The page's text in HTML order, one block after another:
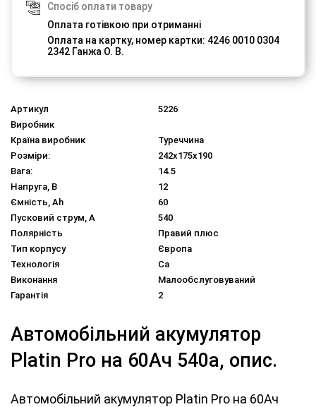
Спосіб оплати товару
Оплата готівкою при отриманні
Оплата на картку, номер картки: 4246 0010 0304
2342 Ганжа О. В.
Артикул
5226
Виробник
Країна виробник
Туреччина
Розміри:
242х175х190
Вага:
14.5
Напруга, В
12
Ємність, Ah
60
Пусковий струм, A
540
Полярність
Правий плюс
Тип корпусу
Європа
Технологія
Ca
Виконання
Малообслуговуваний
Гарантія
2
Автомобільний акумулятор
Platin Pro на 60Ач 540а, опис.
Автомобільний акумулятор Platin Pro на 60Ач